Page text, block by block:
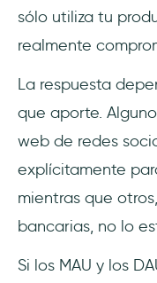
sólo utiliza tu
realmente
La respuesta
que aporte.
web de redes
explícitamente
mientras que
bancarias, no lo
Si los MAU y los